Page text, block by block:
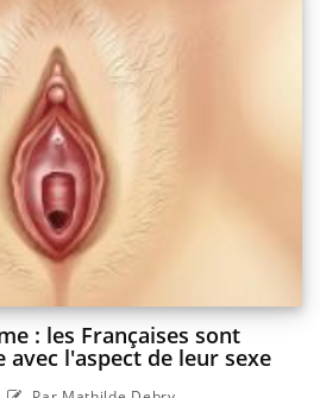
: les Françaises sont
avec l'aspect de leur sexe